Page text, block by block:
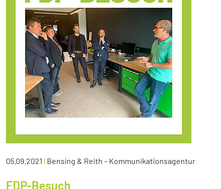
05.09.2021 | Bensing & Reith – Kommunikationsagentur
FDP-Besuch